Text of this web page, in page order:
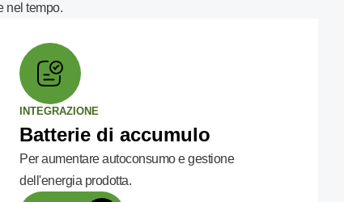
nel tempo.
INTEGRAZIONE
Batterie di accumulo
Per aumentare autoconsumo e gestione
dell'energia prodotta.